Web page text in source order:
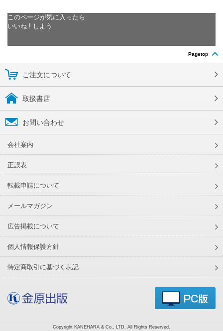
このページが気に入ったら
いいね ! しよう
Pagetop
ご注文について
取扱書店
お問い合わせ
会社案内
正誤表
転載申請について
メールマガジン
広告掲載について
個人情報保護方針
特定商取引に基づく表記
Copyright KANEHARA & Co., LTD. All Rights Reserved.